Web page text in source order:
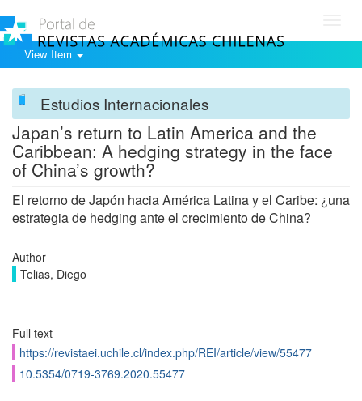
View Item
Estudios Internacionales
Japan’s return to Latin America and the
Caribbean: A hedging strategy in the face
of China’s growth?
El retorno de Japón hacia América Latina y el Caribe: ¿una
estrategia de hedging ante el crecimiento de China?
Author
Telias, Diego
Full text
https://revistaei.uchile.cl/index.php/REI/article/view/55477
10.5354/0719-3769.2020.55477